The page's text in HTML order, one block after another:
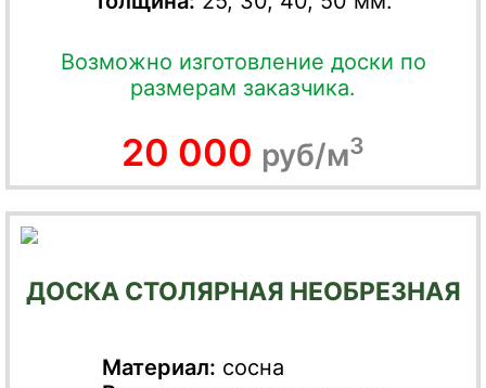
Возможно изготовление доски по
размерам заказчика.
20 000 руб/м3
ДОСКА СТОЛЯРНАЯ НЕОБРЕЗНАЯ
Материал: сосна